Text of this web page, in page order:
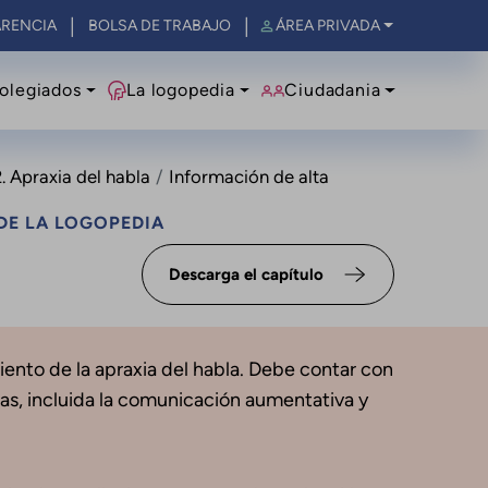
BOLSA DE TRABAJO ÁREA PRIVADA
La logopedia Ciudadania
Apraxia del habla Información de alta
LA LOGOPEDIA
Descarga el capítulo
de la apraxia del habla. Debe contar con
incluida la comunicación aumentativa y